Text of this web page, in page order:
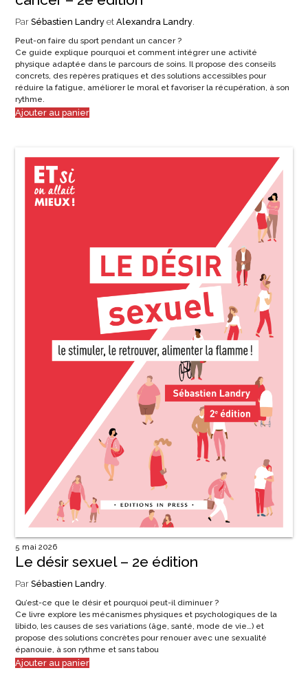
Par Sébastien Landryet Alexandra Landry.
Peut-on faire du sport pendant un cancer ?
Ce guide explique pourquoi et comment intégrer une activité
physique adaptée dans le parcours de soins. Il propose des conseils
concrets, des repères pratiques et des solutions accessibles pour
réduire la fatigue, améliorer le moral et favoriser la récupération, à son
rythme.
Ajouter au panier
5 mai 2026
Le désir sexuel – 2e édition
Par Sébastien Landry.
Qu’est-ce que le désir et pourquoi peut-il diminuer ?
Ce livre explore les mécanismes physiques et psychologiques de la
libido, les causes de ses variations (âge, santé, mode de vie…) et
propose des solutions concrètes pour renouer avec une sexualité
épanouie, à son rythme et sans tabou
Ajouter au panier